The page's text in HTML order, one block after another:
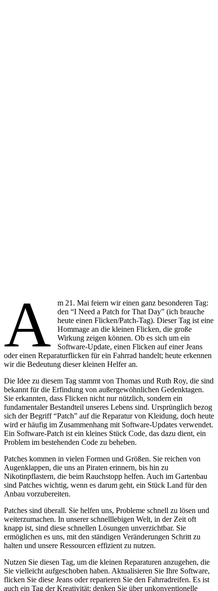
A
m 21. Mai feiern wir einen ganz besonderen Tag:
den “I Need a Patch for That Day” (ich brauche
heute einen Flicken/Patch-Tag). Dieser Tag ist eine
Hommage an die kleinen Flicken, die große
Wirkung zeigen können. Ob es sich um ein
Software-Update, einen Flicken auf einer Jeans
oder einen Reparaturflicken für ein Fahrrad handelt; heute erkennen
wir die Bedeutung dieser kleinen Helfer an.
Die Idee zu diesem Tag stammt von Thomas und Ruth Roy, die sind
bekannt für die Erfindung von außergewöhnlichen Gedenktagen.
Sie erkannten, dass Flicken nicht nur nützlich, sondern ein
fundamentaler Bestandteil unseres Lebens sind. Ursprünglich bezog
sich der Begriff “Patch” auf die Reparatur von Kleidung, doch heute
wird er häufig im Zusammenhang mit Software-Updates verwendet.
Ein Software-Patch ist ein kleines Stück Code, das dazu dient, ein
Problem im bestehenden Code zu beheben.
Patches kommen in vielen Formen und Größen. Sie reichen von
Augenklappen, die uns an Piraten erinnern, bis hin zu
Nikotinpflastern, die beim Rauchstopp helfen. Auch im Gartenbau
sind Patches wichtig, wenn es darum geht, ein Stück Land für den
Anbau vorzubereiten.
Patches sind überall. Sie helfen uns, Probleme schnell zu lösen und
weiterzumachen. In unserer schnelllebigen Welt, in der Zeit oft
knapp ist, sind diese schnellen Lösungen unverzichtbar. Sie
ermöglichen es uns, mit den ständigen Veränderungen Schritt zu
halten und unsere Ressourcen effizient zu nutzen.
Nutzen Sie diesen Tag, um die kleinen Reparaturen anzugehen, die
Sie vielleicht aufgeschoben haben. Aktualisieren Sie Ihre Software,
flicken Sie diese Jeans oder reparieren Sie den Fahrradreifen. Es ist
auch ein Tag der Kreativität; denken Sie über unkonventionelle